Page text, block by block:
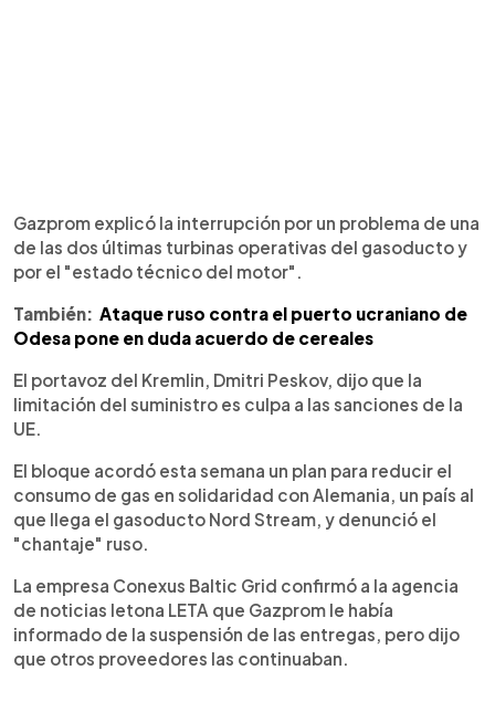
Gazprom explicó la interrupción por un problema de una
de las dos últimas turbinas operativas del gasoducto y
por el "estado técnico del motor".
También: Ataque ruso contra el puerto ucraniano de
Odesa pone en duda acuerdo de cereales
El portavoz del Kremlin, Dmitri Peskov, dijo que la
limitación del suministro es culpa a las sanciones de la
UE.
El bloque acordó esta semana un plan para reducir el
consumo de gas en solidaridad con Alemania, un país al
que llega el gasoducto Nord Stream, y denunció el
"chantaje" ruso.
La empresa Conexus Baltic Grid confirmó a la agencia
de noticias letona LETA que Gazprom le había
informado de la suspensión de las entregas, pero dijo
que otros proveedores las continuaban.